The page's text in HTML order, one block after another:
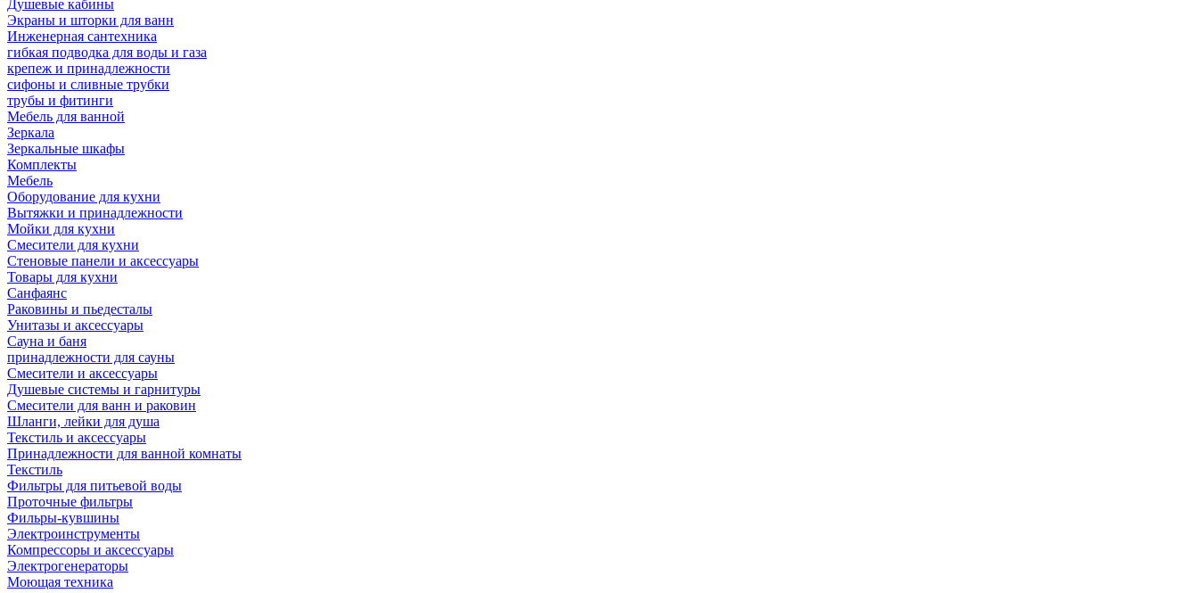
Душевые кабины
Экраны и шторки для ванн
Инженерная сантехника
гибкая подводка для воды и газа
крепеж и принадлежности
сифоны и сливные трубки
трубы и фитинги
Мебель для ванной
Зеркала
Зеркальные шкафы
Комплекты
Мебель
Оборудование для кухни
Вытяжки и принадлежности
Мойки для кухни
Смесители для кухни
Стеновые панели и аксессуары
Товары для кухни
Санфаянс
Раковины и пьедесталы
Унитазы и аксессуары
Сауна и баня
принадлежности для сауны
Смесители и аксессуары
Душевые системы и гарнитуры
Смесители для ванн и раковин
Шланги, лейки для душа
Текстиль и аксессуары
Принадлежности для ванной комнаты
Текстиль
Фильтры для питьевой воды
Проточные фильтры
Фильры-кувшины
Электроинструменты
Компрессоры и аксессуары
Электрогенераторы
Моющая техника